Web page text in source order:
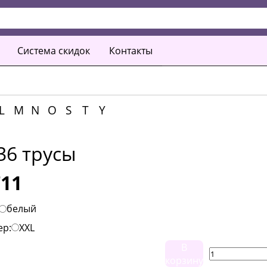
Система скидок Контакты
M N O S T Y
трусы
белый
XXL